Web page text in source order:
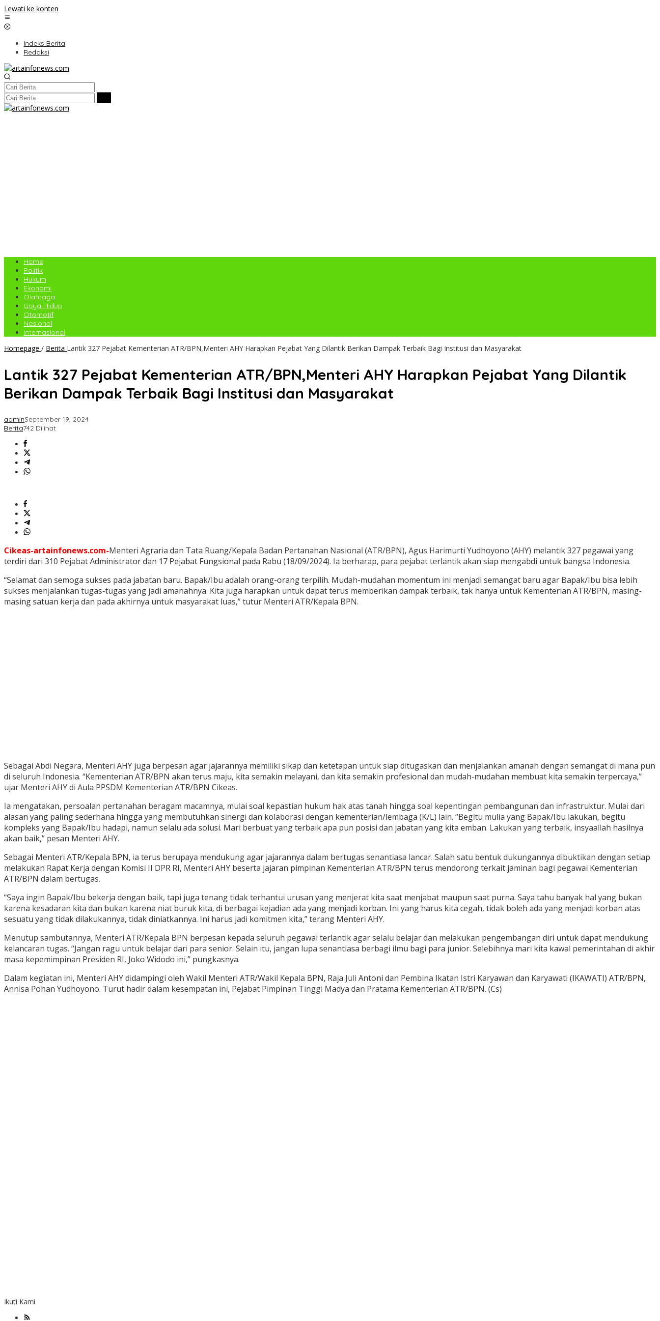
Lewati ke konten
Indeks Berita
Redaksi
Home
Politik
Hukum
Ekonomi
Olahraga
Gaya Hidup
Otomotif
Nasional
Internasional
Homepage / Berita Lantik 327 Pejabat Kementerian ATR/BPN,Menteri AHY Harapkan Pejabat Yang Dilantik Berikan Dampak Terbaik Bagi Institusi dan Masyarakat
Lantik 327 Pejabat Kementerian ATR/BPN,Menteri AHY Harapkan Pejabat Yang Dilantik
Berikan Dampak Terbaik Bagi Institusi dan Masyarakat
adminSeptember 19, 2024
Berita742 Dilihat
Cikeas-artainfonews.com-Menteri Agraria dan Tata Ruang/Kepala Badan Pertanahan Nasional (ATR/BPN), Agus Harimurti Yudhoyono (AHY) melantik 327 pegawai yang
terdiri dari 310 Pejabat Administrator dan 17 Pejabat Fungsional pada Rabu (18/09/2024). Ia berharap, para pejabat terlantik akan siap mengabdi untuk bangsa Indonesia.
“Selamat dan semoga sukses pada jabatan baru. Bapak/Ibu adalah orang-orang terpilih. Mudah-mudahan momentum ini menjadi semangat baru agar Bapak/Ibu bisa lebih
sukses menjalankan tugas-tugas yang jadi amanahnya. Kita juga harapkan untuk dapat terus memberikan dampak terbaik, tak hanya untuk Kementerian ATR/BPN, masing-
masing satuan kerja dan pada akhirnya untuk masyarakat luas,” tutur Menteri ATR/Kepala BPN.
Sebagai Abdi Negara, Menteri AHY juga berpesan agar jajarannya memiliki sikap dan ketetapan untuk siap ditugaskan dan menjalankan amanah dengan semangat di mana pun
di seluruh Indonesia. “Kementerian ATR/BPN akan terus maju, kita semakin melayani, dan kita semakin profesional dan mudah-mudahan membuat kita semakin terpercaya,”
ujar Menteri AHY di Aula PPSDM Kementerian ATR/BPN Cikeas.
Ia mengatakan, persoalan pertanahan beragam macamnya, mulai soal kepastian hukum hak atas tanah hingga soal kepentingan pembangunan dan infrastruktur. Mulai dari
alasan yang paling sederhana hingga yang membutuhkan sinergi dan kolaborasi dengan kementerian/lembaga (K/L) lain. “Begitu mulia yang Bapak/Ibu lakukan, begitu
kompleks yang Bapak/Ibu hadapi, namun selalu ada solusi. Mari berbuat yang terbaik apa pun posisi dan jabatan yang kita emban. Lakukan yang terbaik, insyaallah hasilnya
akan baik,” pesan Menteri AHY.
Sebagai Menteri ATR/Kepala BPN, ia terus berupaya mendukung agar jajarannya dalam bertugas senantiasa lancar. Salah satu bentuk dukungannya dibuktikan dengan setiap
melakukan Rapat Kerja dengan Komisi II DPR RI, Menteri AHY beserta jajaran pimpinan Kementerian ATR/BPN terus mendorong terkait jaminan bagi pegawai Kementerian
ATR/BPN dalam bertugas.
“Saya ingin Bapak/Ibu bekerja dengan baik, tapi juga tenang tidak terhantui urusan yang menjerat kita saat menjabat maupun saat purna. Saya tahu banyak hal yang bukan
karena kesadaran kita dan bukan karena niat buruk kita, di berbagai kejadian ada yang menjadi korban. Ini yang harus kita cegah, tidak boleh ada yang menjadi korban atas
sesuatu yang tidak dilakukannya, tidak diniatkannya. Ini harus jadi komitmen kita,” terang Menteri AHY.
Menutup sambutannya, Menteri ATR/Kepala BPN berpesan kepada seluruh pegawai terlantik agar selalu belajar dan melakukan pengembangan diri untuk dapat mendukung
kelancaran tugas. “Jangan ragu untuk belajar dari para senior. Selain itu, jangan lupa senantiasa berbagi ilmu bagi para junior. Selebihnya mari kita kawal pemerintahan di akhir
masa kepemimpinan Presiden RI, Joko Widodo ini,” pungkasnya.
Dalam kegiatan ini, Menteri AHY didampingi oleh Wakil Menteri ATR/Wakil Kepala BPN, Raja Juli Antoni dan Pembina Ikatan Istri Karyawan dan Karyawati (IKAWATI) ATR/BPN,
Annisa Pohan Yudhoyono. Turut hadir dalam kesempatan ini, Pejabat Pimpinan Tinggi Madya dan Pratama Kementerian ATR/BPN. (Cs)
Ikuti Kami